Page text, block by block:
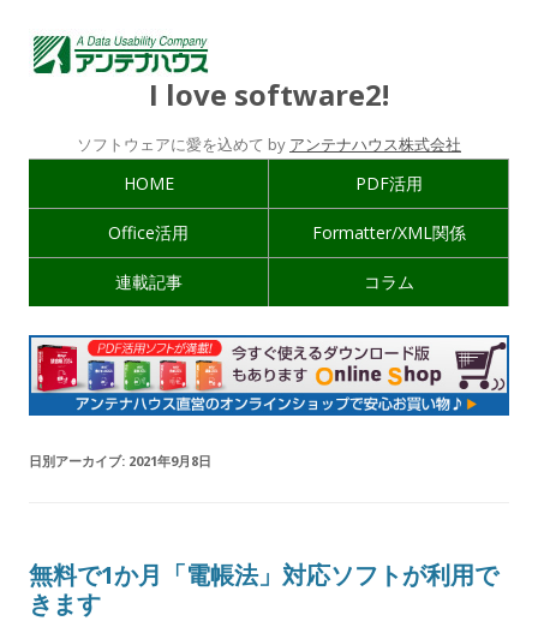
I love software2!
ソフトウェアに愛を込めて by アンテナハウス株式会社
HOME PDF活用
Office活用 Formatter/XML関係
連載記事 コラム
日別アーカイブ: 2021年9月8日
無料で1か月「電帳法」対応ソフトが利用で
きます